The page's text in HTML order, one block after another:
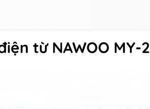
từ NAWOO MY-2